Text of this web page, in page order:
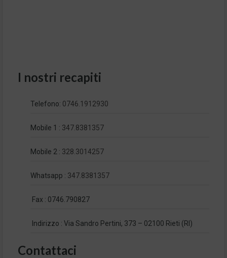
I nostri recapiti
Telefono: 0746.1912930
Mobile 1 : 347.8381357
Mobile 2 : 328.3014257
Whatsapp : 347.8381357
Fax : 0746.790827
Indirizzo : Via Sandro Pertini, 373 – 02100 Rieti (RI)
Contattaci